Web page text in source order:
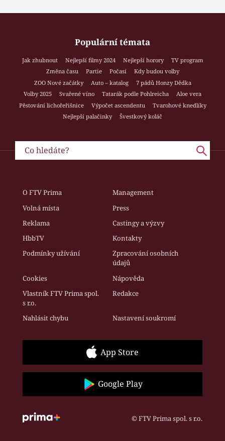
Populární témata
Jak zhubnout Nejlepší filmy 2024 Nejlepší horory
TV program
Změna času
Partie Počasí
Kdy budou volby
ZOO Nové začátky
Auto – katalog
7 pádů Honzy Dědka
Volby 2025
Svařené víno Tatarák podle Pohlreicha
Aloe vera
Pěstování lichořeřišnice
Výpočet ascendentu
Tvarohové knedlíky
Nejlepší palačinky
Švestkový koláč
O FTV Prima
Management
Volná místa
Press
Reklama
Castingy a výzvy
HbbTV
Kontakty
Podmínky užívání
Zpracování osobních
údajů
Cookies
Nápověda
Vlastník FTV Prima spol.
s r.o.
Redakce
Nahlásit chybu Nastavení soukromí
App Store
Google Play
© FTV Prima spol. s r.o.